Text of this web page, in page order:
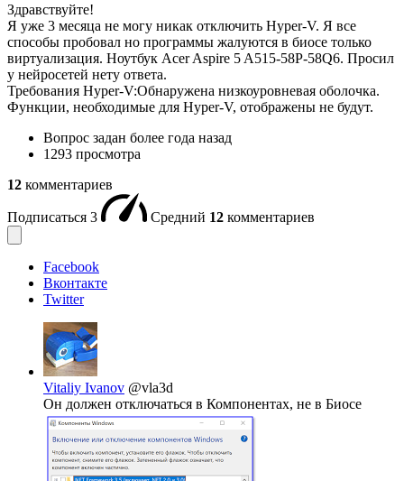
Здравствуйте!
Я уже 3 месяца не могу никак отключить Hyper-V. Я все
способы пробовал но программы жалуются в биосе только
виртуализация. Ноутбук Acer Aspire 5 A515-58P-58Q6. Просил
у нейросетей нету ответа.
Требования Hyper-V:Обнаружена низкоуровневая оболочка.
Функции, необходимые для Hyper-V, отображены не будут.
Вопрос задан более года назад
1293 просмотра
12 комментариев
Подписаться 3 Средний 12 комментариев
Facebook
Вконтакте
Twitter
Vitaliy Ivanov @vla3d
Он должен отключаться в Компонентах, не в Биосе